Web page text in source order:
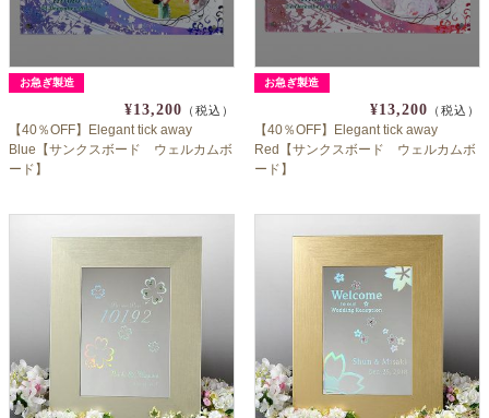
お急ぎ製造
¥13,200 （税込）
【40％OFF】Elegant tick away
Blue【サンクスボード ウェルカムボ
ード】
お急ぎ製造
¥13,200 （税込）
【40％OFF】Elegant tick away
Red【サンクスボード ウェルカムボ
ード】